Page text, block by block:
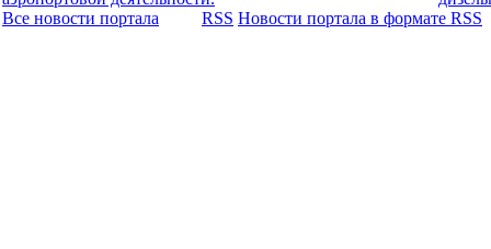
Все новости портала
RSS Новости портала в формате RSS